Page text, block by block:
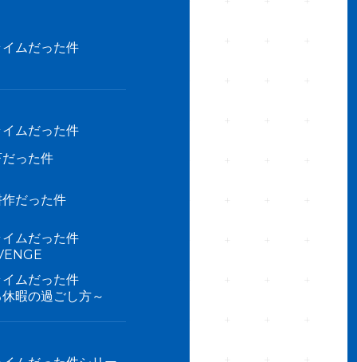
ムだった件
ムだった件
った件
だった件
ムだった件
ムだった件
暇の過ごし方～